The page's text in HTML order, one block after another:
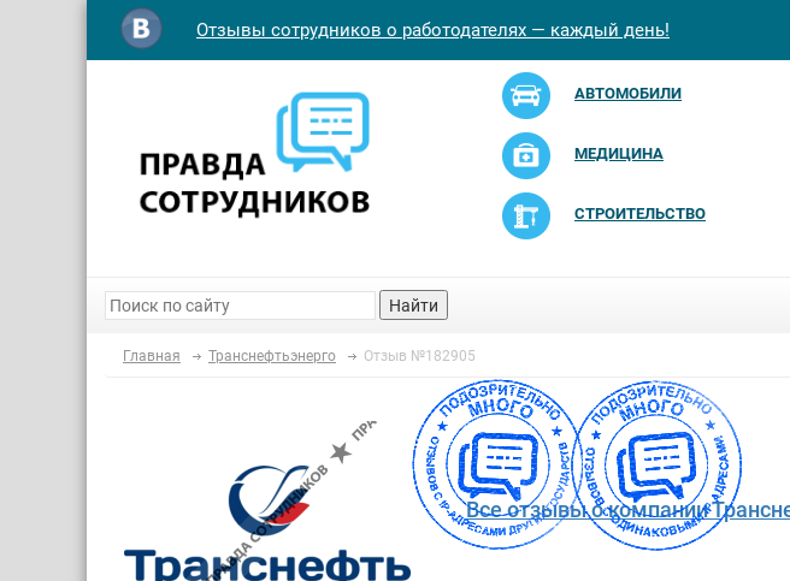
Отзывы сотрудников о работодателях — каждый день!
АВТОМОБИЛИ
МЕДИЦИНА
СТРОИТЕЛЬСТВО
Найти
Главная Транснефтьэнерго Отзыв №182905
Все отзывы о компании